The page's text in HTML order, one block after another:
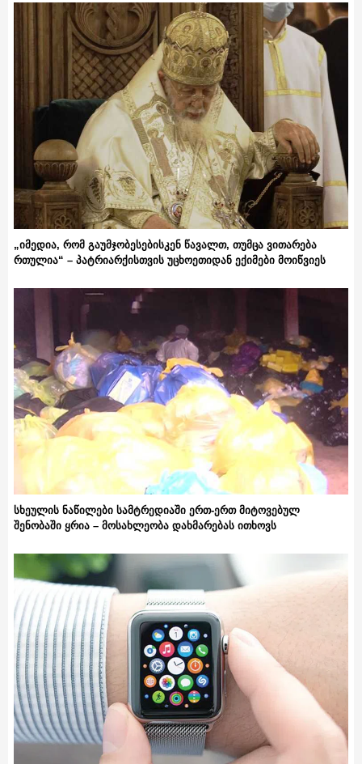
„იმედია, რომ გაუმჯობესებისკენ წავალთ, თუმცა ვითარება
რთულია“ – პატრიარქისთვის უცხოეთიდან ექიმები მოიწვიეს
სხეულის ნაწილები სამტრედიაში ერთ-ერთ მიტოვებულ
შენობაში ყრია – მოსახლეობა დახმარებას ითხოვს